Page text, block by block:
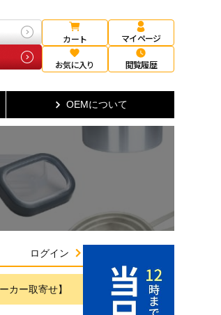
カート マイページ
お気に入り 閲覧履歴
OEMについて
ログイン
カー取寄せ】